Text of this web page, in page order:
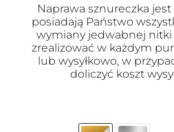
Naprawa sznureczka
posiadają Państwo
wymiany jedwabnej nitki
zrealizować w każdym
lub wysyłkowo, w
doliczyć koszt